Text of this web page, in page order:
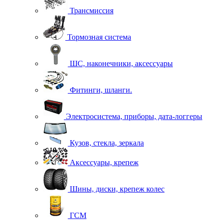
Трансмиссия
Тормозная система
ШС, наконечники, аксессуары
Фитинги, шланги.
Электросистема, приборы, дата-логгеры
Кузов, стекла, зеркала
Аксессуары, крепеж
Шины, диски, крепеж колес
ГСМ